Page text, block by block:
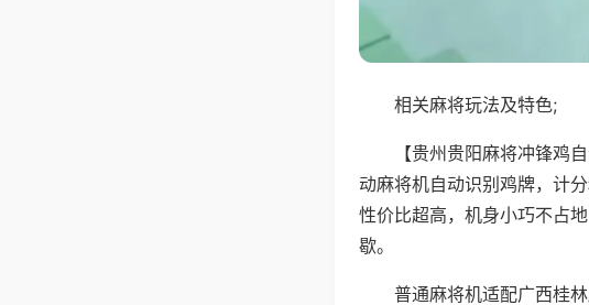
相关麻将玩法及特色;
【贵州贵阳麻将冲锋鸡
动麻将机自动识别鸡牌，计
性价比超高，机身小巧不占
歇。
普通麻将机适配广西桂